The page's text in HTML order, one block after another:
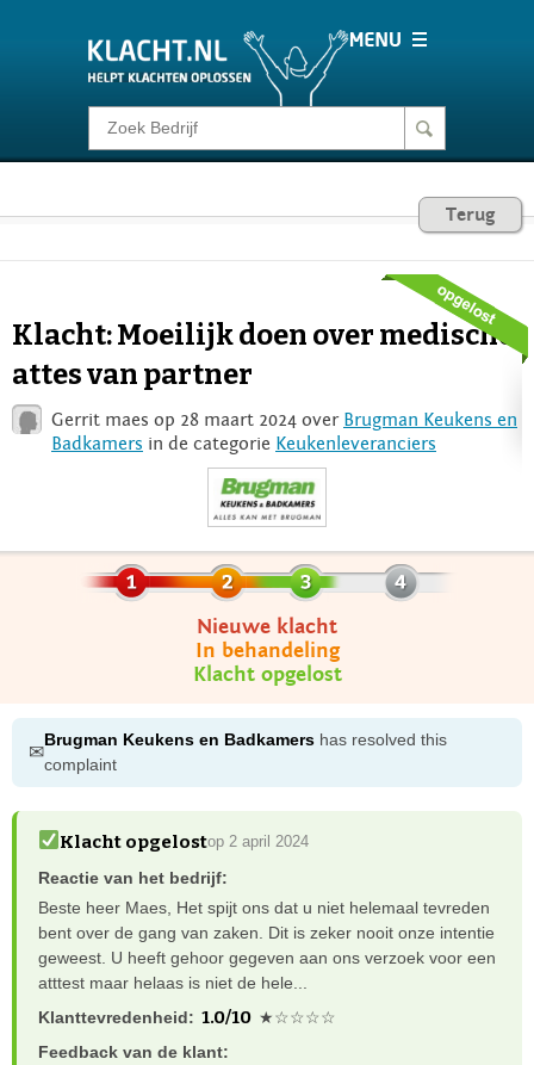
Klacht melden
Consumentenrecht
Voor Bedrijven
Login
Terug
Klacht: Moeilijk doen over medische
attes van partner
Gerrit maes op 28 maart 2024 over Brugman Keukens en
Badkamers in de categorie Keukenleveranciers
Nieuwe klacht
In behandeling
Klacht opgelost
✉
Brugman Keukens en Badkamers has resolved this
complaint
Klacht opgelostop 2 april 2024
Reactie van het bedrijf:
Beste heer Maes, Het spijt ons dat u niet helemaal tevreden
bent over de gang van zaken. Dit is zeker nooit onze intentie
geweest. U heeft gehoor gegeven aan ons verzoek voor een
atttest maar helaas is niet de hele...
Klanttevredenheid: 1.0/10 ★☆☆☆☆
Feedback van de klant: